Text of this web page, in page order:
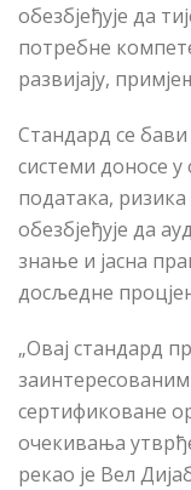
обезбјеђује да
потребне
развијају,
Стандард се
системи доносе
података,
обезбјеђује да
знање и јасна
досљедне
„Овај стандард
сертификоване
очекивања
рекао је Вел